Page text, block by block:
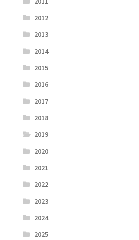
2012
2013
2014
2015
2016
2017
2018
2019
2020
2021
2022
2023
2024
2025